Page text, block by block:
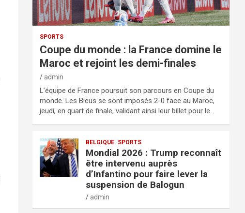
SPORTS
Coupe du monde : la France domine le
Maroc et rejoint les demi-finales
admin
L’équipe de France poursuit son parcours en Coupe du
monde. Les Bleus se sont imposés 2-0 face au Maroc,
jeudi, en quart de finale, validant ainsi leur billet pour le…
BELGIQUE SPORTS
Mondial 2026 : Trump reconnaît
être intervenu auprès
d’Infantino pour faire lever la
suspension de Balogun
admin